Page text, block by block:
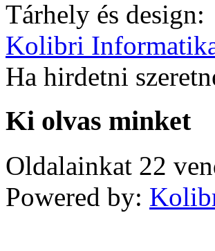
Tárhely és design:
Kolibri
Ha hirdetni
Ki olvas minket
Oldalainkat 22
Powered by: